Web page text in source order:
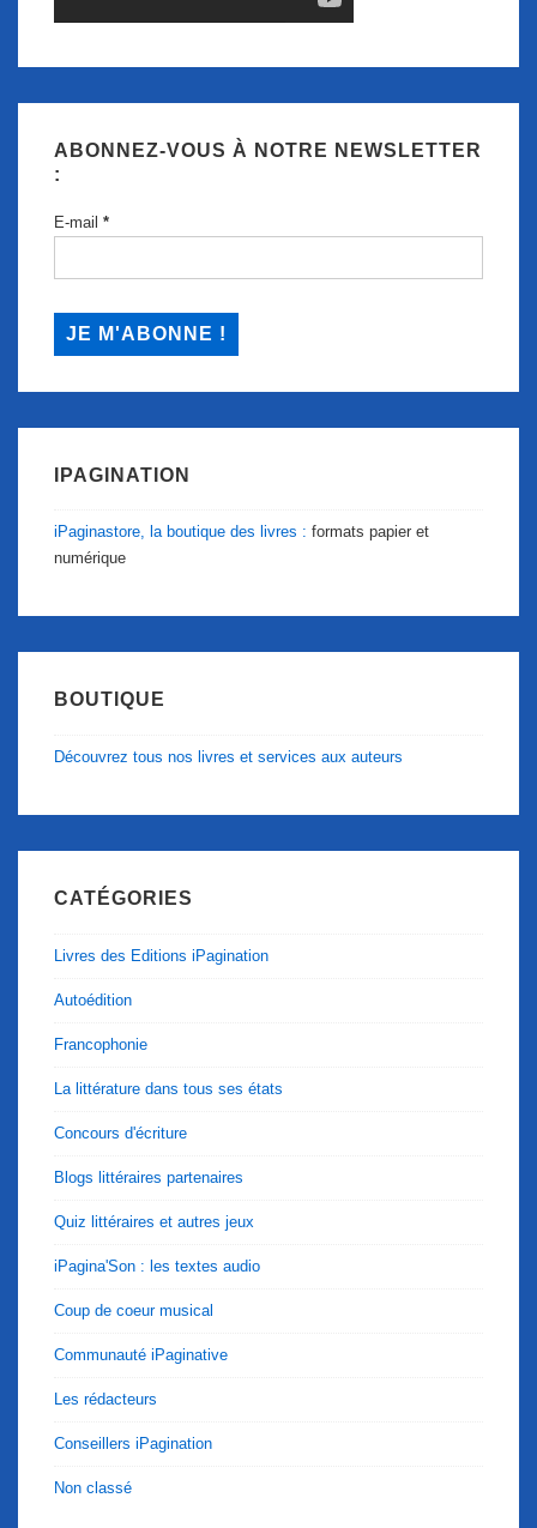
ABONNEZ-VOUS À NOTRE NEWSLETTER
:
E-mail *
IPAGINATION
iPaginastore, la boutique des livres : formats papier et
numérique
BOUTIQUE
Découvrez tous nos livres et services aux auteurs
CATÉGORIES
Livres des Editions iPagination
Autoédition
Francophonie
La littérature dans tous ses états
Concours d'écriture
Blogs littéraires partenaires
Quiz littéraires et autres jeux
iPagina'Son : les textes audio
Coup de coeur musical
Communauté iPaginative
Les rédacteurs
Conseillers iPagination
Non classé